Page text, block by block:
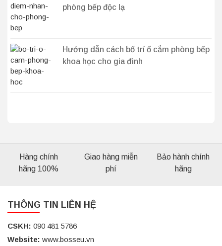
phòng bếp độc lạ
Hướng dẫn cách bố trí ổ cắm phòng bếp
khoa học cho gia đình
Hàng chính
hãng 100%
Giao hàng miễn
phí
Bảo hành chính
hãng
THÔNG TIN LIÊN HỆ
CSKH: 090 481 5786
Website: www.bosseu.vn